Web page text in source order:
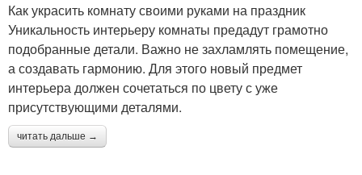
Как украсить комнату своими руками на праздник
Уникальность интерьеру комнаты предадут грамотно
подобранные детали. Важно не захламлять помещение,
а создавать гармонию. Для этого новый предмет
интерьера должен сочетаться по цвету с уже
присутствующими деталями.
читать дальше →